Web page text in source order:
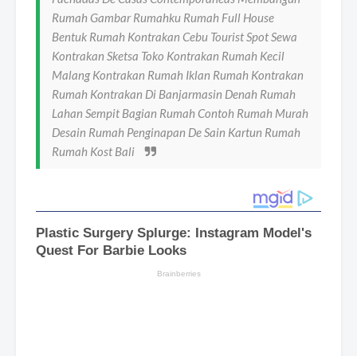
Rumah Gambar Rumahku Rumah Full House
Bentuk Rumah Kontrakan Cebu Tourist Spot Sewa
Kontrakan Sketsa Toko Kontrakan Rumah Kecil
Malang Kontrakan Rumah Iklan Rumah Kontrakan
Rumah Kontrakan Di Banjarmasin Denah Rumah
Lahan Sempit Bagian Rumah Contoh Rumah Murah
Desain Rumah Penginapan De Sain Kartun Rumah
Rumah Kost Bali